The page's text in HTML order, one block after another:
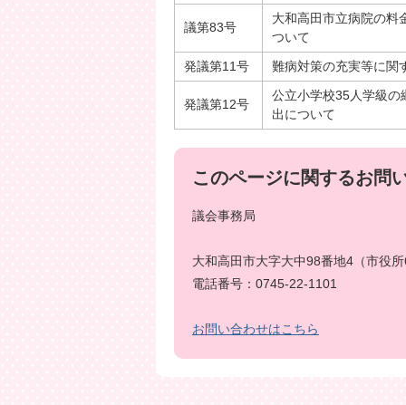
議第83号
大和高田市立病院の料
ついて
発議第11号
難病対策の充実等に関
発議第12号
公立小学校35人学級の
出について
このページに関するお問
議会事務局
大和高田市大字大中98番地4（市役
電話番号：0745-22-1101
お問い合わせはこちら